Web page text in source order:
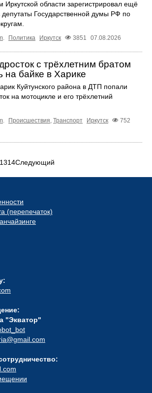
Иркутской области зарегистрировал ещё
депутаты Государственной думы РФ по
. Политика Иркутск 3851 07.08.2026
с трёхлетним братом
на байке в Харике
Куйтунского района в ДТП попали
на мотоцикле и его трёхлетний
. Происшествия, Транспорт Иркутск
752
1314Следующий
(перепечаток)
"Экватор"